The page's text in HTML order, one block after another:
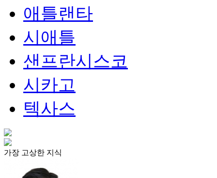
애틀랜타
시애틀
샌프란시스코
시카고
텍사스
가장 고상한 지식